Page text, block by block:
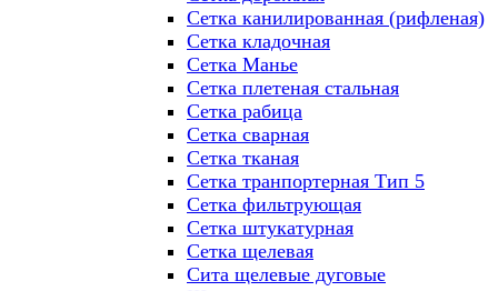
Сетка канилированная (рифленая)
Сетка кладочная
Сетка Манье
Сетка плетеная стальная
Сетка рабица
Сетка сварная
Сетка тканая
Сетка транпортерная Тип 5
Сетка фильтрующая
Сетка штукатурная
Сетка щелевая
Сита щелевые дуговые